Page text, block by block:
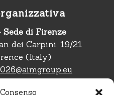
Sede di Firenze
dei Carpini, 19/21
(Italy)
02 566011